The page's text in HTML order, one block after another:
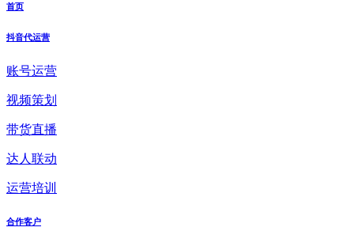
首页
抖音代运营
账号运营
视频策划
带货直播
达人联动
运营培训
合作客户